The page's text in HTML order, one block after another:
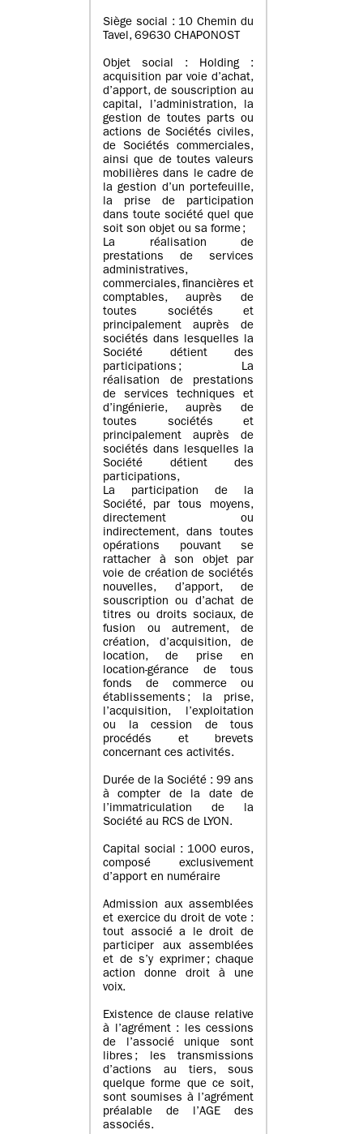
Siège social : 10 Chemin du
Tavel, 69630 CHAPONOST
Objet social : Holding :
acquisition par voie d’achat,
d’apport, de souscription au
capital, l’administration, la
gestion de toutes parts ou
actions de Sociétés civiles,
de Sociétés commerciales,
ainsi que de toutes valeurs
mobilières dans le cadre de
la gestion d’un portefeuille,
la prise de participation
dans toute société quel que
soit son objet ou sa forme ;
La réalisation de
prestations de services
administratives,
commerciales, financières et
comptables, auprès de
toutes sociétés et
principalement auprès de
sociétés dans lesquelles la
Société détient des
participations ; La
réalisation de prestations
de services techniques et
d’ingénierie, auprès de
toutes sociétés et
principalement auprès de
sociétés dans lesquelles la
Société détient des
participations,
La participation de la
Société, par tous moyens,
directement ou
indirectement, dans toutes
opérations pouvant se
rattacher à son objet par
voie de création de sociétés
nouvelles, d’apport, de
souscription ou d’achat de
titres ou droits sociaux, de
fusion ou autrement, de
création, d’acquisition, de
location, de prise en
location-gérance de tous
fonds de commerce ou
établissements ; la prise,
l’acquisition, l’exploitation
ou la cession de tous
procédés et brevets
concernant ces activités.
Durée de la Société : 99 ans
à compter de la date de
l’immatriculation de la
Société au RCS de LYON.
Capital social : 1000 euros,
composé exclusivement
d’apport en numéraire
Admission aux assemblées
et exercice du droit de vote :
tout associé a le droit de
participer aux assemblées
et de s’y exprimer ; chaque
action donne droit à une
voix.
Existence de clause relative
à l’agrément : les cessions
de l’associé unique sont
libres ; les transmissions
d’actions au tiers, sous
quelque forme que ce soit,
sont soumises à l’agrément
préalable de l’AGE des
associés.